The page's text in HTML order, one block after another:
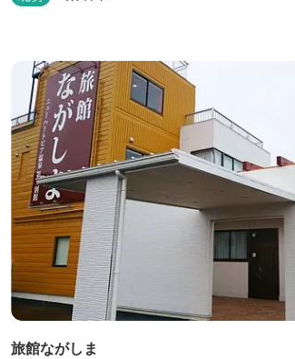
旅館ながしま